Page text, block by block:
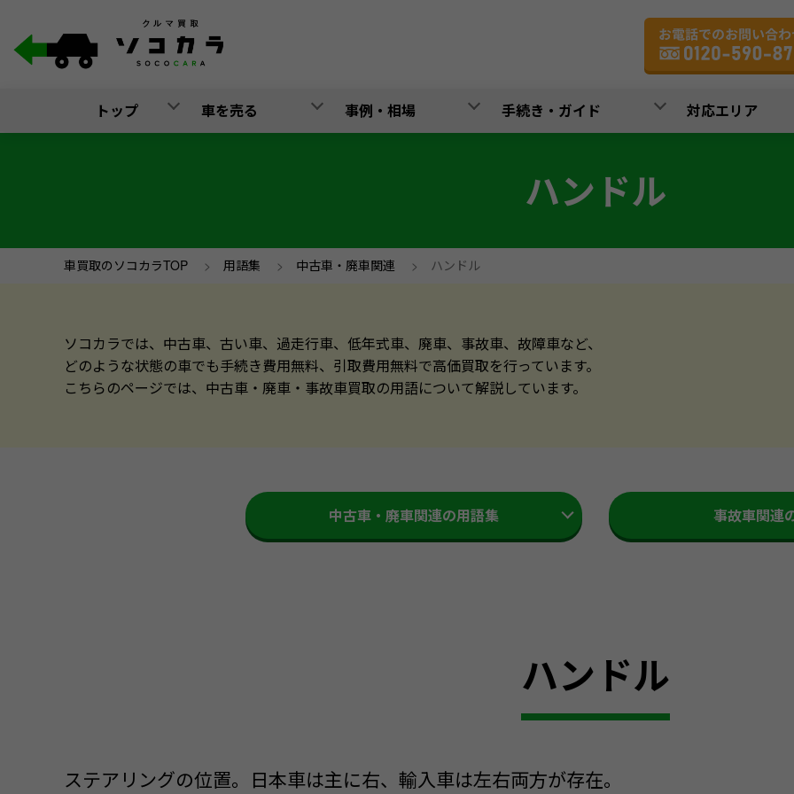
トップ 車を売る 事例・相場 手続き・ガイド 対応エリア
ハンドル
車買取のソコカラTOP > 用語集 > 中古車・廃車関連 > ハンドル
ソコカラでは、中古車、古い車、過走行車、低年式車、廃車、事故車、故障車など、
どのような状態の車でも手続き費用無料、引取費用無料で高価買取を行っています。
こちらのページでは、中古車・廃車・事故車買取の用語について解説しています。
中古車・廃車関連の用語集 事故車関連
ハンドル
ステアリングの位置。日本車は主に右、輸入車は左右両方が存在。